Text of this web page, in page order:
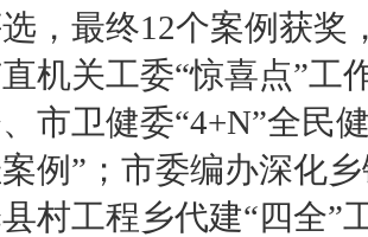
，最终12个案例获奖
机关工委“惊喜点”工
市卫健委“4+N”全民
例”；市委编办深化
村工程乡代建“四全”